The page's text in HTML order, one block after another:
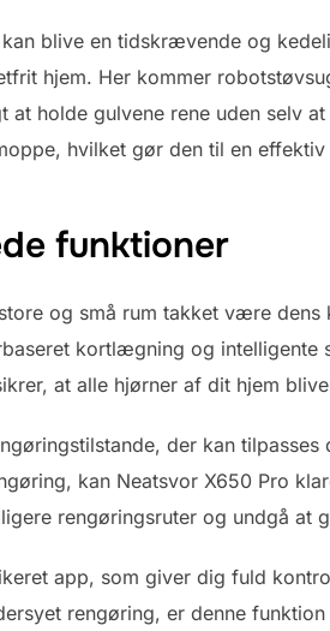
blive en tidskrævende og
hjem. Her kommer
holde gulvene rene uden selv
hvilket gør den til en
funktioner
og små rum takket være dens
kortlægning og intelligente
at alle hjørner af dit hjem
der kan
kan Neatsvor X650 Pro
rengøringsruter og undgå at
app, som giver dig fuld
rengøring, er denne